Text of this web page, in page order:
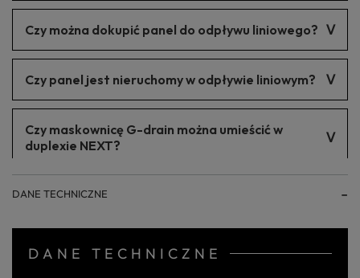
podniesienie panelu z odpływu liniowego.
Czy można dokupić panel do odpływu liniowego?
Czy panel jest nieruchomy w odpływie liniowym?
w odpływie.
Czy maskownicę G-drain można umieścić w
duplexie NEXT?
panel dostępny w zestawie.
DANE TECHNICZNE
DANE TECHNICZNE